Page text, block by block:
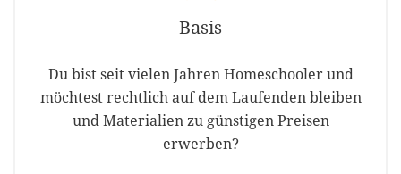
Basis
Du bist seit vielen Jahren Homeschooler und
möchtest rechtlich auf dem Laufenden bleiben
und Materialien zu günstigen Preisen
erwerben?